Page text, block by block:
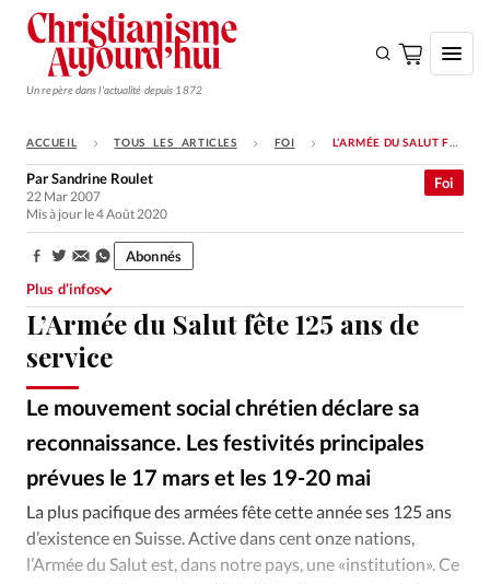
Un repère dans l'actualité depuis 1872
S'ABONNER
Monde
Opinions
Tous les articles
Faire un don
Emploi
Se connecter
Édition: Internationale
Devise: CHF
RUBRIQUES
ACCUEIL TOUS LES ARTICLES FOI L’ARMÉE DU SALUT FÊTE 125 ANS DE SERVICE
L’Armée du Salut fête 125 ans de
service
Le mouvement social chrétien déclare sa
reconnaissance. Les festivités principales
prévues le 17 mars et les 19-20 mai
Foi
ParSandrine Roulet
22 Mar 2007
Mis à jour le 4 Août 2020
Partager:
Abonnés
Plus d’infos
La plus pacifique des armées fête cette année ses 125 ans
d’existence en Suisse. Active dans cent onze nations,
l’Armée du Salut est, dans notre pays, une «institution». Ce